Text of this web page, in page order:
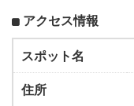
アクセス情報
スポット名
住所